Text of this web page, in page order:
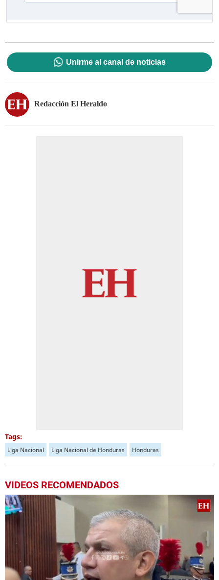
Unirme al canal de noticias
Redacción El Heraldo
Tags:
Liga Nacional Liga Nacional de Honduras Honduras
VIDEOS RECOMENDADOS